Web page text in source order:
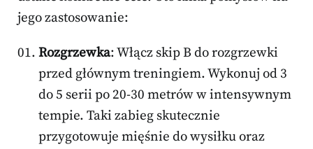
jego zastosowanie:
Rozgrzewka: Włącz skip B do rozgrzewki
przed głównym treningiem. Wykonuj od 3
do 5 serii po 20-30 metrów w intensywnym
tempie. Taki zabieg skutecznie
przygotowuje mięśnie do wysiłku oraz